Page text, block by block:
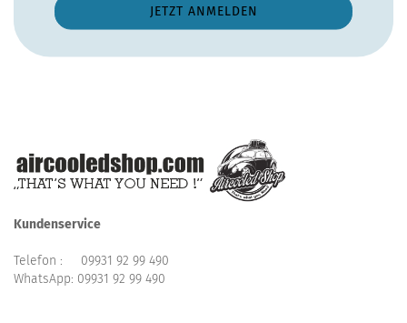
Kundenservice
Telefon : 09931 92 99 490
WhatsApp: 09931 92 99 490